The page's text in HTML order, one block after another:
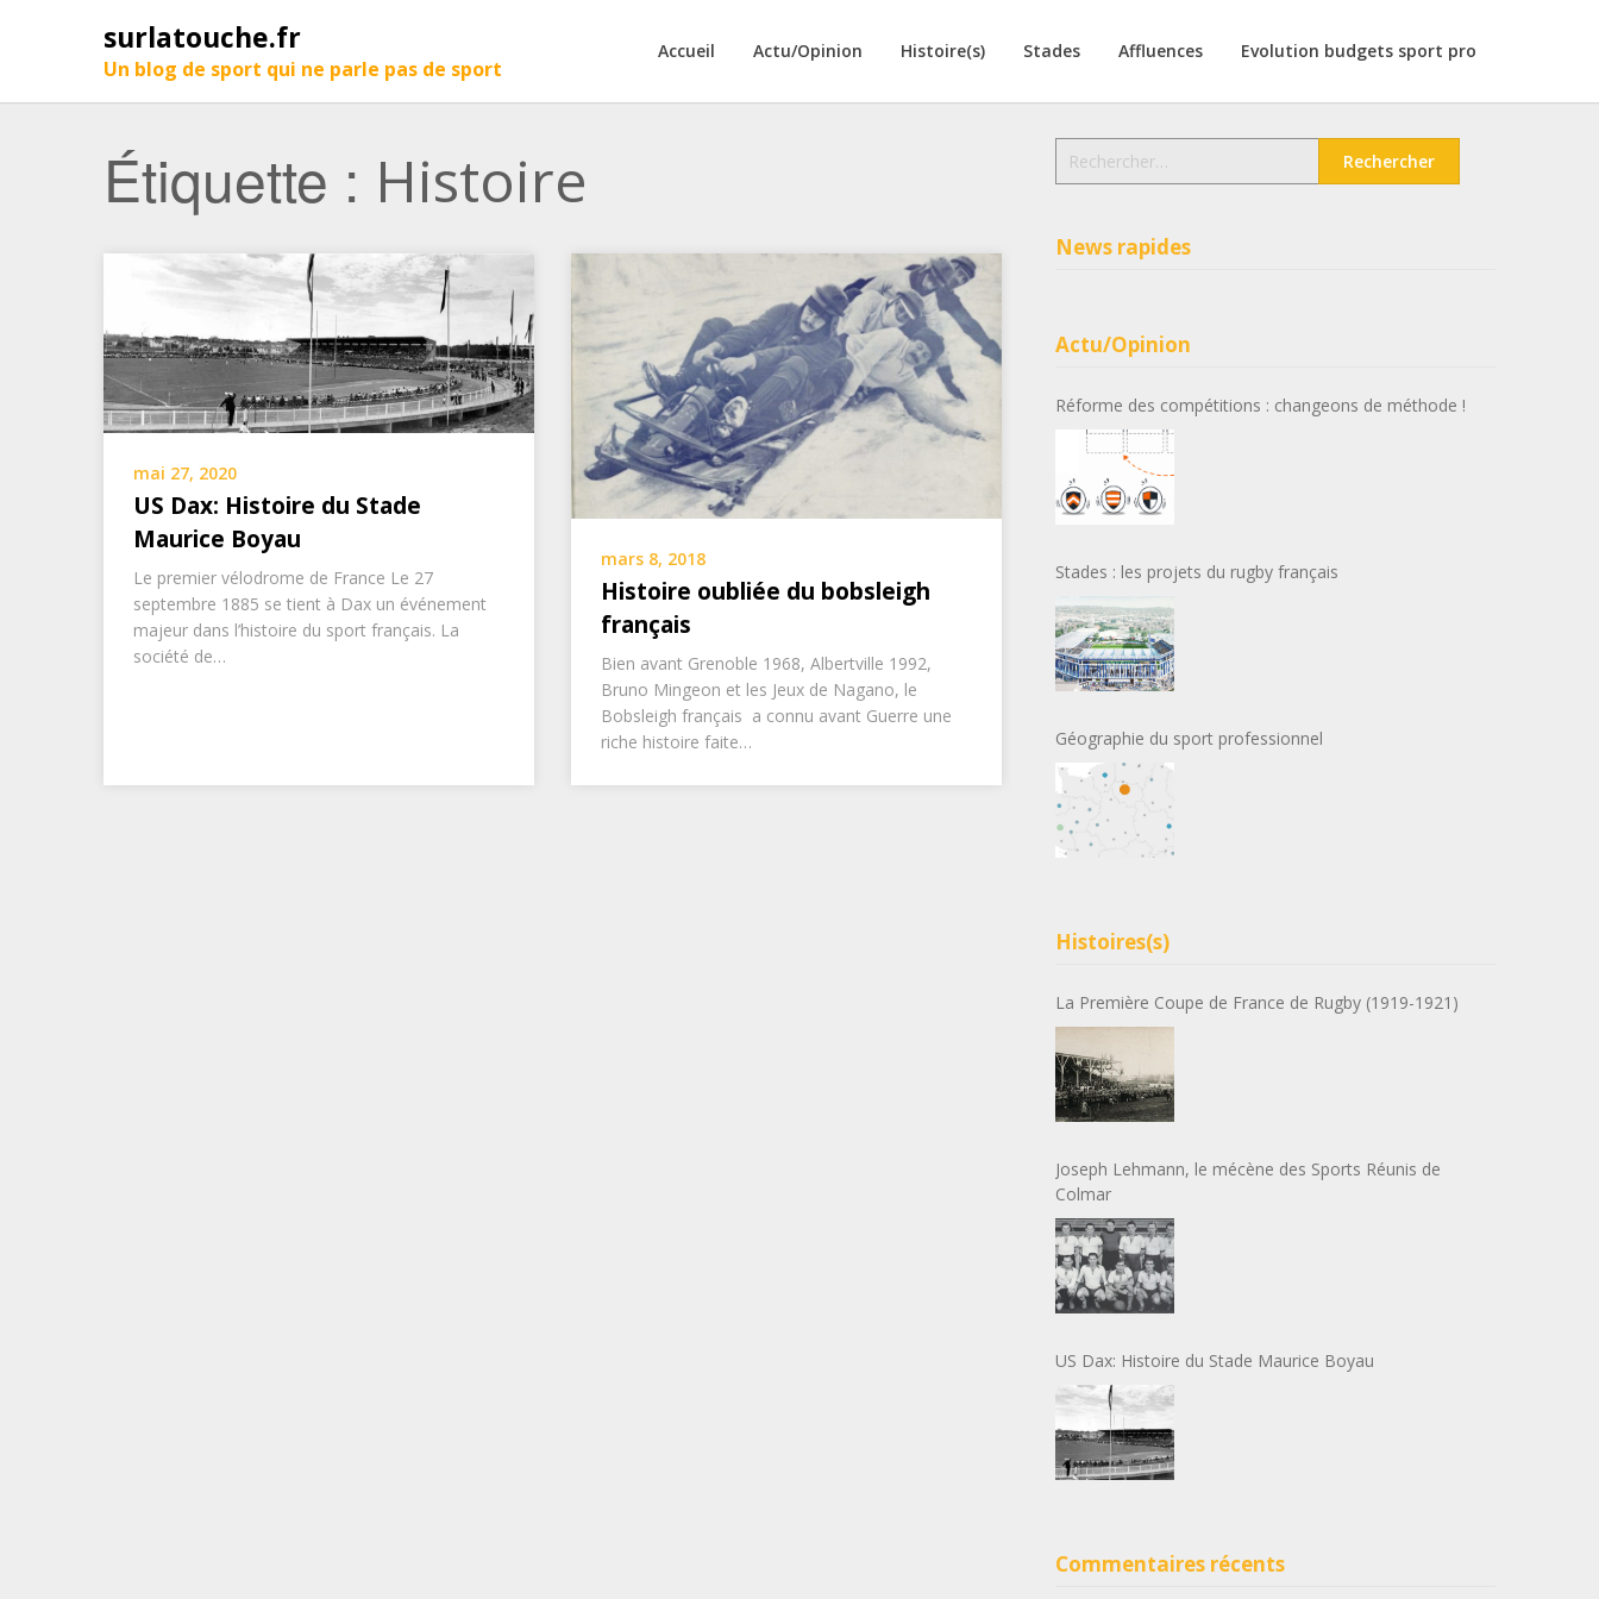
surlatouche.fr
Un blog de sport qui ne parle pas de sport
Accueil Actu/Opinion Histoire(s) Stades Affluences Evolution budgets sport pro
Étiquette : Histoire
mai 27, 2020
US Dax: Histoire du Stade
Maurice Boyau
Le premier vélodrome de France Le 27
septembre 1885 se tient à Dax un événement
majeur dans l’histoire du sport français. La
société de…
mars 8, 2018
Histoire oubliée du bobsleigh
français
Bien avant Grenoble 1968, Albertville 1992,
Bruno Mingeon et les Jeux de Nagano, le
Bobsleigh français a connu avant Guerre une
riche histoire faite…
Rechercher :
News rapides
Actu/Opinion
Réforme des compétitions : changeons de méthode !
Stades : les projets du rugby français
Géographie du sport professionnel
Histoires(s)
La Première Coupe de France de Rugby (1919-1921)
Joseph Lehmann, le mécène des Sports Réunis de
Colmar
US Dax: Histoire du Stade Maurice Boyau
Commentaires récents